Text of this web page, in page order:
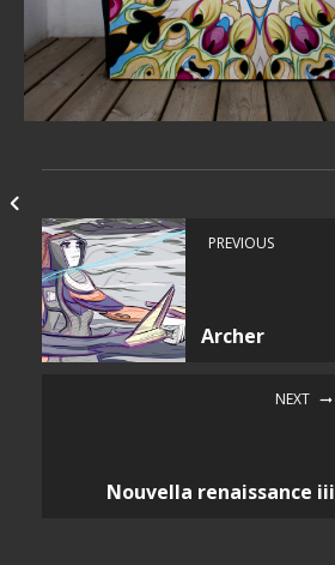
PREVIOUS
Archer
NEXT
Nouvella renaissance iii